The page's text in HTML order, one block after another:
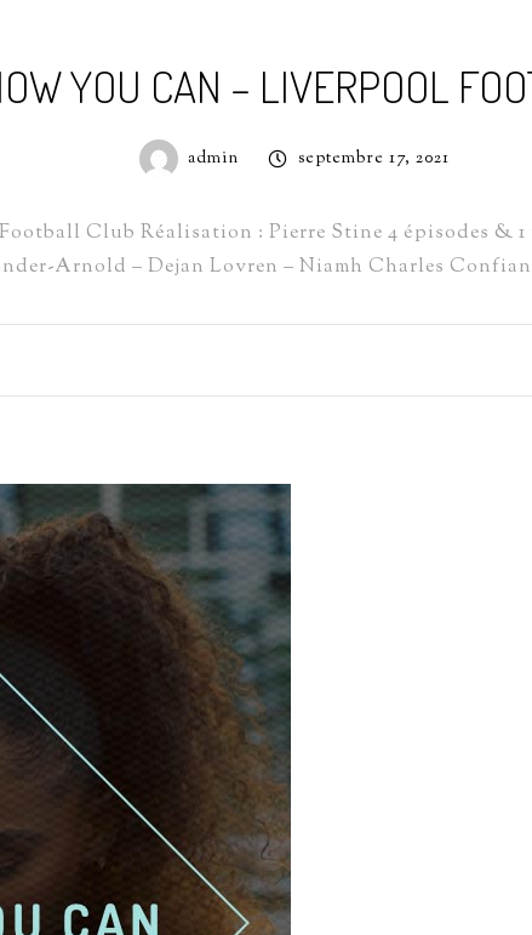
YOU CAN – LIVERPOOL
admin septembre 17, 2021
Club Réalisation : Pierre Stine 4 épisodes & 1
Arnold – Dejan Lovren – Niamh Charles